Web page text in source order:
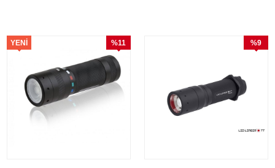
%11
İndirim
YENI
%9